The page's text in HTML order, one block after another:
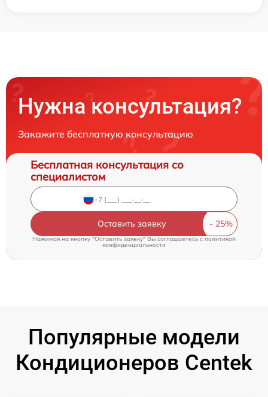
Нужна консультация?
Закажите бесплатную консультацию
Бесплатная консультация со
специалистом
Оставить заявку
Нажимая на кнопку "Оставить заявку" Вы соглашаетесь c политикой
конфиденциальности
Популярные модели
Кондиционеров Centek